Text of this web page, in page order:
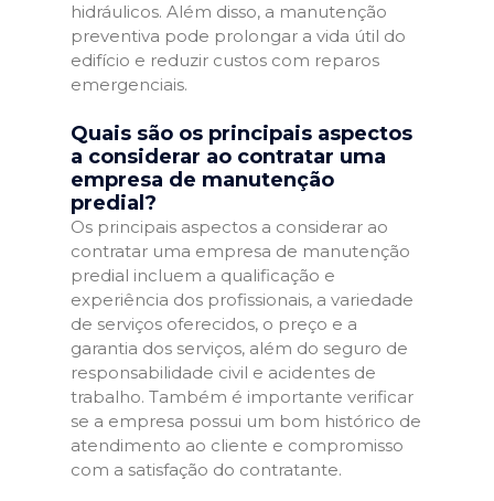
hidráulicos. Além disso, a manutenção
preventiva pode prolongar a vida útil do
edifício e reduzir custos com reparos
emergenciais.
Quais são os principais aspectos
a considerar ao contratar uma
empresa de manutenção
predial?
Os principais aspectos a considerar ao
contratar uma empresa de manutenção
predial incluem a qualificação e
experiência dos profissionais, a variedade
de serviços oferecidos, o preço e a
garantia dos serviços, além do seguro de
responsabilidade civil e acidentes de
trabalho. Também é importante verificar
se a empresa possui um bom histórico de
atendimento ao cliente e compromisso
com a satisfação do contratante.